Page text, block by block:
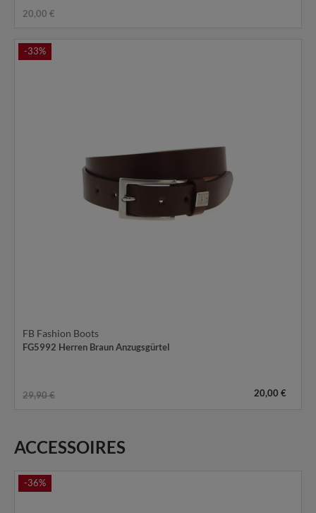
20,00 €
-33%
FB Fashion Boots
FG5992 Herren Braun Anzugsgürtel
29,90 € 20,00 €
ACCESSOIRES
-36%